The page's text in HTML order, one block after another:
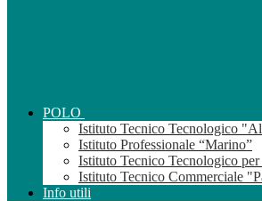
POLO
Istituto Tecnico Tecnologico
Istituto Professionale “Marino”
Istituto Tecnico Tecnologico
Istituto Tecnico Commerciale
Info utili